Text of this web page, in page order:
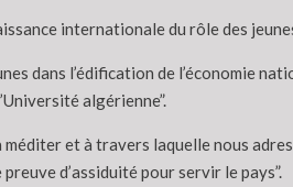
internationale du rôle des
dans l’édification de l’économie
algérienne”.
et à travers laquelle nous
d’assiduité pour servir le pays”.